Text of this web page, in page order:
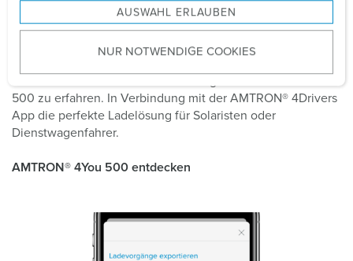
u
w
a
l
AUSWAHL ERLAUBEN
NUR NOTWENDIGE COOKIES
AMTRON® 4You 500
Begeben Sie sich jetzt auf die nächste Stufe der
500 zu erfahren. In Verbindung mit der AMTRON® 4Drivers
App die perfekte Ladelösung für Solaristen oder
Dienstwagenfahrer.
AMTRON® 4You 500 entdecken